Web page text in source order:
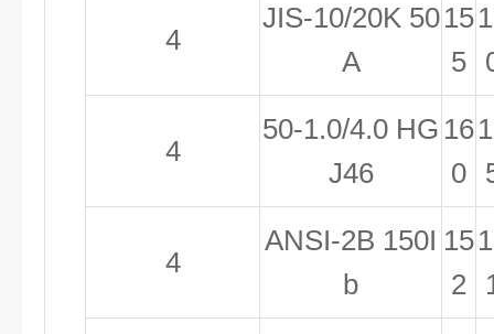
4
JIS-10/20K 50
A
15
5
4
50-1.0/4.0 HG
J46
16
0
4
ANSI-2B 150I
b
15
2